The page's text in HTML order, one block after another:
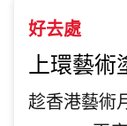
好去處
上環藝術
趁香港藝術